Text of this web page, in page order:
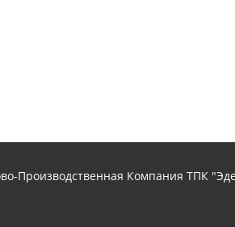
Производственная Компания ТПК